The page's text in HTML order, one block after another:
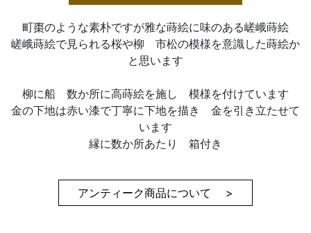
町棗のような素朴ですが雅な蒔絵に味のある嵯峨蒔絵
嵯峨蒔絵で見られる桜や柳 市松の模様を意識した蒔絵か
と思います
柳に船 数か所に高蒔絵を施し 模様を付けています
金の下地は赤い漆で丁寧に下地を描き 金を引き立たせて
います
縁に数か所あたり 箱付き
アンティーク商品について >